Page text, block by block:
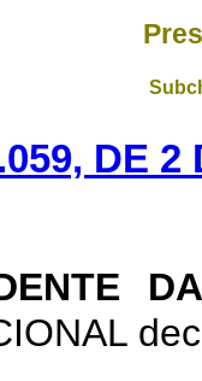
DE 2